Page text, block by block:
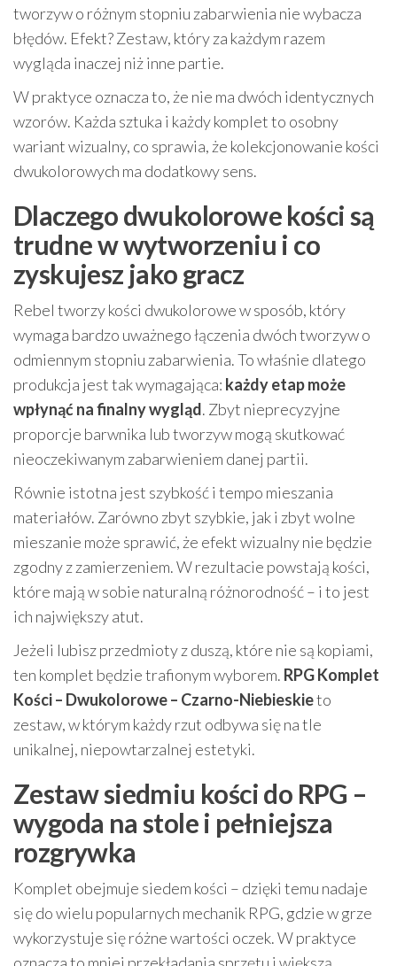
tworzyw o różnym stopniu zabarwienia nie wybacza
błędów. Efekt? Zestaw, który za każdym razem
wygląda inaczej niż inne partie.
W praktyce oznacza to, że nie ma dwóch identycznych
wzorów. Każda sztuka i każdy komplet to osobny
wariant wizualny, co sprawia, że kolekcjonowanie kości
dwukolorowych ma dodatkowy sens.
Dlaczego dwukolorowe kości są
trudne w wytworzeniu i co
zyskujesz jako gracz
Rebel tworzy kości dwukolorowe w sposób, który
wymaga bardzo uważnego łączenia dwóch tworzyw o
odmiennym stopniu zabarwienia. To właśnie dlatego
produkcja jest tak wymagająca: każdy etap może
wpłynąć na finalny wygląd. Zbyt nieprecyzyjne
proporcje barwnika lub tworzyw mogą skutkować
nieoczekiwanym zabarwieniem danej partii.
Równie istotna jest szybkość i tempo mieszania
materiałów. Zarówno zbyt szybkie, jak i zbyt wolne
mieszanie może sprawić, że efekt wizualny nie będzie
zgodny z zamierzeniem. W rezultacie powstają kości,
które mają w sobie naturalną różnorodność – i to jest
ich największy atut.
Jeżeli lubisz przedmioty z duszą, które nie są kopiami,
ten komplet będzie trafionym wyborem. RPG Komplet
Kości – Dwukolorowe – Czarno-Niebieskieto
zestaw, w którym każdy rzut odbywa się na tle
unikalnej, niepowtarzalnej estetyki.
Zestaw siedmiu kości do RPG –
wygoda na stole i pełniejsza
rozgrywka
Komplet obejmuje siedem kości – dzięki temu nadaje
się do wielu popularnych mechanik RPG, gdzie w grze
wykorzystuje się różne wartości oczek. W praktyce